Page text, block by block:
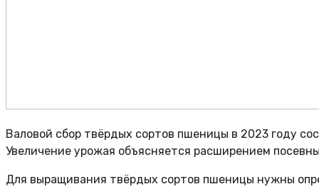
Валовой сбор твёрдых сортов пшеницы в 2023 году
Увеличение урожая объясняется расширением
Для выращивания твёрдых сортов пшеницы нужны